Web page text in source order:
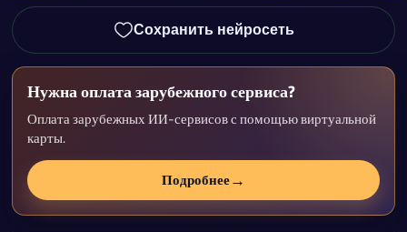
Сохранить нейросеть
Нужна оплата зарубежного сервиса?
Оплата зарубежных ИИ-сервисов с помощью виртуальной
карты.
Подробнее→